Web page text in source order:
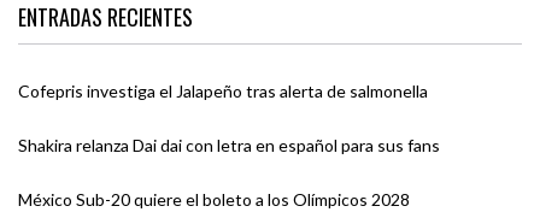
ENTRADAS RECIENTES
Cofepris investiga el Jalapeño tras alerta de salmonella
Shakira relanza Dai dai con letra en español para sus fans
México Sub-20 quiere el boleto a los Olímpicos 2028